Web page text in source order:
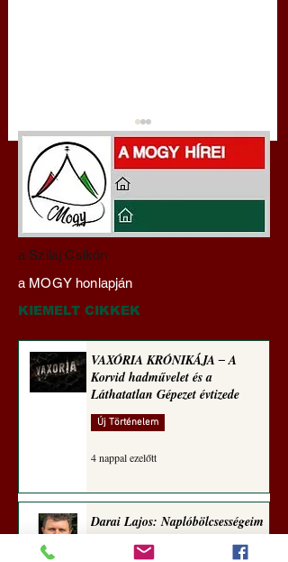
Darai Lajos:
Naplóbölcsességeim
(2024)
a Szilaj Csikón
a MOGY honlapján
KIEMELT CIKKEK
VAXÓRIA KRÓNIKÁJA ‒ A
Korvid hadművelet és a
Láthatatlan Gépezet évtizede
Új Történelem
4 nappal ezelőtt
Darai Lajos: Naplóbölcsességeim
(2018)